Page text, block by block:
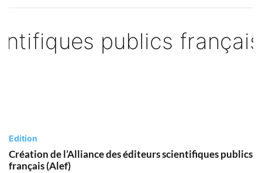
Edition
Création de l’Alliance des éditeurs scientifiques publics
français (Alef)